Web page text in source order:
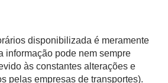
disponibilizada é meramente
informação pode nem sempre
às constantes alterações e
pelas empresas de transportes).